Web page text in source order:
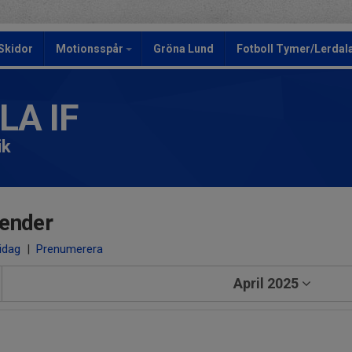
Motionsspår Gröna Lund Fotboll Tymer/
IF
| Prenumerera
April 2025